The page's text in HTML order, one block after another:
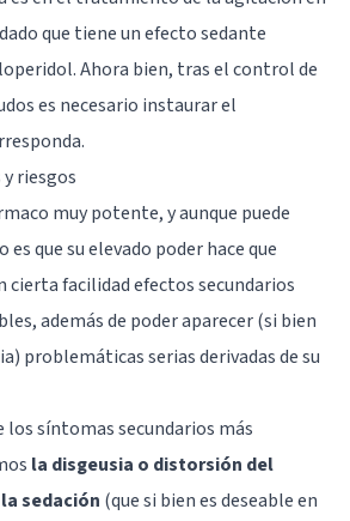
que tiene un efecto sedante
Ahora bien, tras el control de
es necesario instaurar el
riesgos
muy potente, y aunque puede
que su elevado poder hace que
cierta facilidad efectos secundarios
además de poder aparecer (si bien
problemáticas serias derivadas de su
los síntomas secundarios más
la disgeusia o distorsión del
sedación (que si bien es deseable en